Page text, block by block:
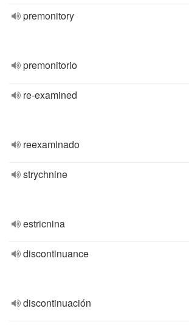
premonitory
premonitorio
re-examined
reexaminado
strychnine
estricnina
discontinuance
discontinuación